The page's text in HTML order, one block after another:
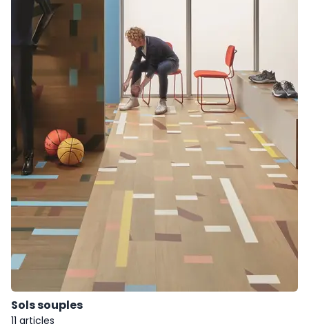
Sols souples
11 articles